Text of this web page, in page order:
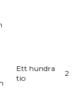
Ett hundra
tio